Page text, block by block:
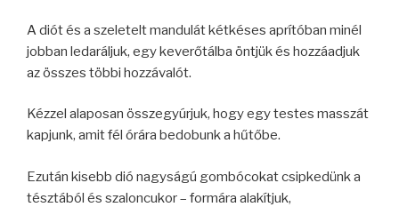
A diót és a szeletelt mandulát kétkéses aprítóban minél
jobban ledaráljuk, egy keverőtálba öntjük és hozzáadjuk
az összes többi hozzávalót.
Kézzel alaposan összegyúrjuk, hogy egy testes masszát
kapjunk, amit fél órára bedobunk a hűtőbe.
Ezután kisebb dió nagyságú gombócokat csipkedünk a
tésztából és szaloncukor – formára alakítjuk,